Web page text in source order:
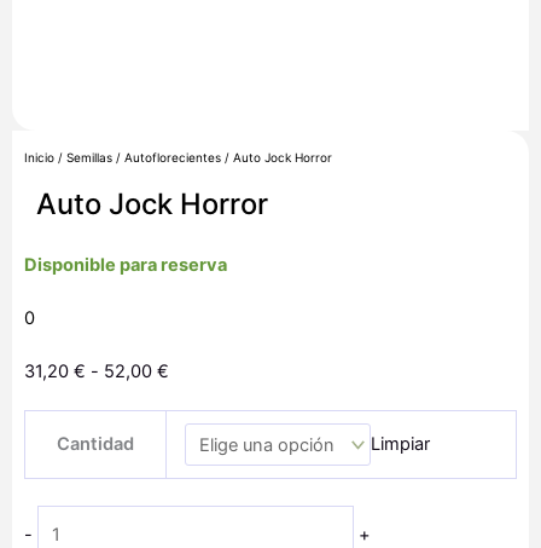
Inicio / Semillas / Autoflorecientes / Auto Jock Horror
Auto Jock Horror
Disponible para reserva
0
31,20 € - 52,00 €
precios:
desde
31,20 €
Cantidad Limpiar
-
Jock
Horror
cantidad
+